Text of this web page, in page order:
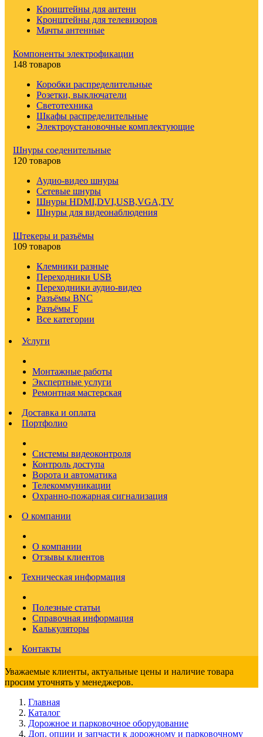
Кронштейны для антенн
Кронштейны для телевизоров
Мачты антенные
Компоненты электрофикации
148 товаров
Коробки распределительные
Розетки, выключатели
Светотехника
Шкафы распределительные
Электроустановочные комплектующие
Шнуры соеденительные
120 товаров
Аудио-видео шнуры
Сетевые шнуры
Шнуры HDMI,DVI,USB,VGA,TV
Шнуры для видеонаблюдения
Штекеры и разъёмы
109 товаров
Клемники разные
Переходники USB
Переходники аудио-видео
Разъёмы BNC
Разъёмы F
Все категории
Услуги
Монтажные работы
Экспертные услуги
Ремонтная мастерская
Доставка и оплата
Портфолио
Системы видеоконтроля
Контроль доступа
Ворота и автоматика
Телекоммуникации
Охранно-пожарная сигнализация
О компании
О компании
Отзывы клиентов
Техническая информация
Полезные статьи
Справочная информация
Калькуляторы
Контакты
Уважаемые клиенты, актуальные цены и наличие товара
просим уточнять у менеджеров.
Главная
Каталог
Дорожное и парковочное оборудование
Доп. опции и запчасти к дорожному и парковочному